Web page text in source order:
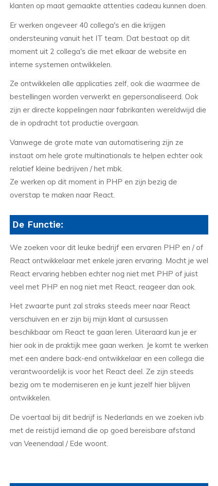
klanten op maat gemaakte attenties cadeau kunnen doen.
Er werken ongeveer 40 collega's en die krijgen
ondersteuning vanuit het IT team. Dat bestaat op dit
moment uit 2 collega's die met elkaar de website en
interne systemen ontwikkelen.
Ze ontwikkelen alle applicaties zelf, ook die waarmee de
bestellingen worden verwerkt en gepersonaliseerd. Ook
zijn er directe koppelingen naar fabrikanten wereldwijd die
de in opdracht tot productie overgaan.
Vanwege de grote mate van automatisering zijn ze
instaat om hele grote multinationals te helpen echter ook
relatief kleine bedrijven / het mbk.
Ze werken op dit moment in PHP en zijn bezig de
overstap te maken naar React.
De Functie:
We zoeken voor dit leuke bedrijf een ervaren PHP en / of
React ontwikkelaar met enkele jaren ervaring. Mocht je wel
React ervaring hebben echter nog niet met PHP of juist
veel met PHP en nog niet met React, reageer dan ook.
Het zwaarte punt zal straks steeds meer naar React
verschuiven en er zijn bij mijn klant al cursussen
beschikbaar om React te gaan leren. Uiteraard kun je er
hier ook in de praktijk mee gaan werken. Je komt te werken
met een andere back-end ontwikkelaar en een collega die
verantwoordelijk is voor het React deel. Ze zijn steeds
bezig om te moderniseren en je kunt jezelf hier blijven
ontwikkelen.
De voertaal bij dit bedrijf is Nederlands en we zoeken ivb
met de reistijd iemand die op goed bereisbare afstand
van Veenendaal / Ede woont.